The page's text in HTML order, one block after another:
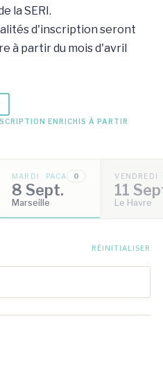
la SERI.
d'inscription seront
à partir du mois d'avril
ENRICHIS À PARTIR
MARDI · PACA 0
8 Sept.
Marseille
VENDREDI
11
Le Havre
RÉINITIALISER